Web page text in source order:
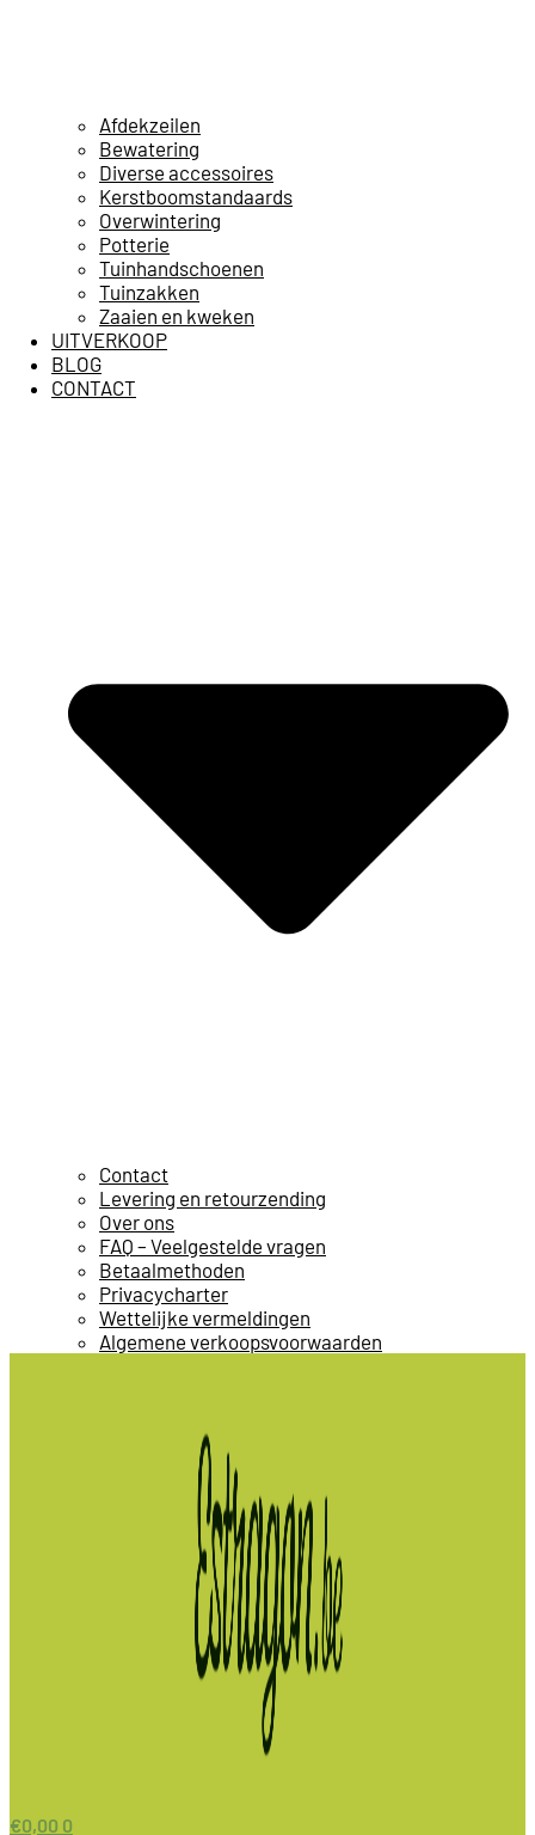
Afdekzeilen
Bewatering
Diverse accessoires
Kerstboomstandaards
Overwintering
Potterie
Tuinhandschoenen
Tuinzakken
Zaaien en kweken
UITVERKOOP
BLOG
CONTACT
Contact
Levering en retourzending
Over ons
FAQ – Veelgestelde vragen
Betaalmethoden
Privacycharter
Wettelijke vermeldingen
Algemene verkoopsvoorwaarden
€0,00 0